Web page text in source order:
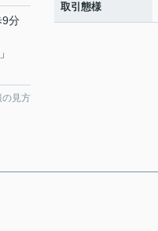
9分
」
の見方
取引態様